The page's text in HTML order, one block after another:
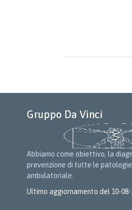
Gruppo Da Vinci
Abbiamo come obiettivo, la
prevenzione di tutte le
ambulatoriale.
Ultimo aggiornamento del 10-08-